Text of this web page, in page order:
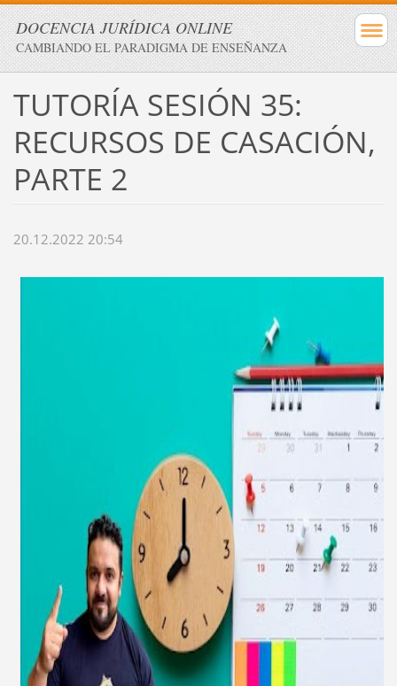
DOCENCIA JURÍDICA ONLINE
CAMBIANDO EL PARADIGMA DE ENSEÑANZA
TUTORÍA SESIÓN 35:
RECURSOS DE CASACIÓN,
PARTE 2
20.12.2022 20:54